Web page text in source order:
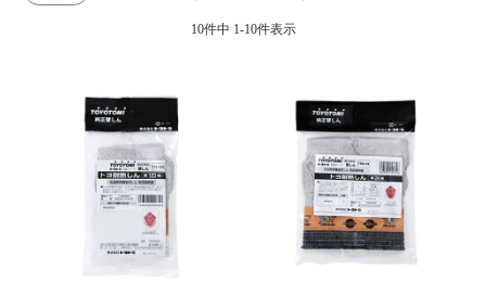
10件中 1-10件表示